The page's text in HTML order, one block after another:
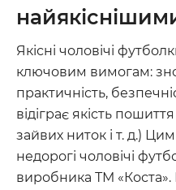
Якісні чоловічі
ключовим вимогам:
практичність,
відіграє якість
зайвих ниток і т. д.)
недорогі чоловічі
виробника ТМ «Коста».